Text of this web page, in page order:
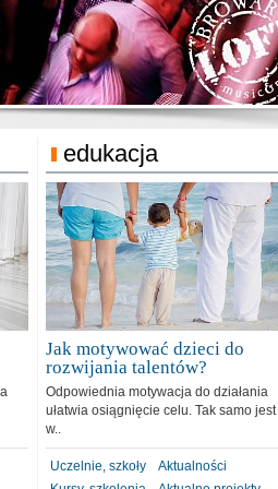
31.12.2018
Michelin
edukacja
Jak motywować dzieci do
rozwijania talentów?
Odpowiednia motywacja do działania
ułatwia osiągnięcie celu. Tak samo jest
w..
Uczelnie, szkoły
Aktualności